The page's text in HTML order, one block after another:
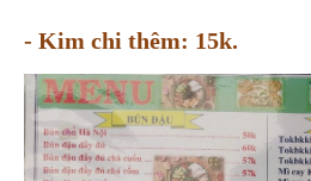
- Kim chi thêm: 15k.